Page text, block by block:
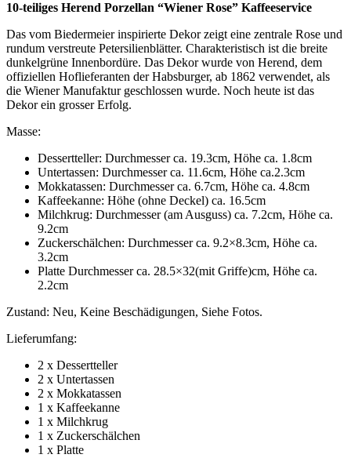
10-teiliges Herend Porzellan “Wiener Rose” Kaffeeservice
Das vom Biedermeier inspirierte Dekor zeigt eine zentrale Rose und
rundum verstreute Petersilienblätter. Charakteristisch ist die breite
dunkelgrüne Innenbordüre. Das Dekor wurde von Herend, dem
offiziellen Hoflieferanten der Habsburger, ab 1862 verwendet, als
die Wiener Manufaktur geschlossen wurde. Noch heute ist das
Dekor ein grosser Erfolg.
Masse:
Dessertteller: Durchmesser ca. 19.3cm, Höhe ca. 1.8cm
Untertassen: Durchmesser ca. 11.6cm, Höhe ca.2.3cm
Mokkatassen: Durchmesser ca. 6.7cm, Höhe ca. 4.8cm
Kaffeekanne: Höhe (ohne Deckel) ca. 16.5cm
Milchkrug: Durchmesser (am Ausguss) ca. 7.2cm, Höhe ca.
9.2cm
Zuckerschälchen: Durchmesser ca. 9.2×8.3cm, Höhe ca.
3.2cm
Platte Durchmesser ca. 28.5×32(mit Griffe)cm, Höhe ca.
2.2cm
Zustand: Neu, Keine Beschädigungen, Siehe Fotos.
Lieferumfang:
2 x Dessertteller
2 x Untertassen
2 x Mokkatassen
1 x Kaffeekanne
1 x Milchkrug
1 x Zuckerschälchen
1 x Platte